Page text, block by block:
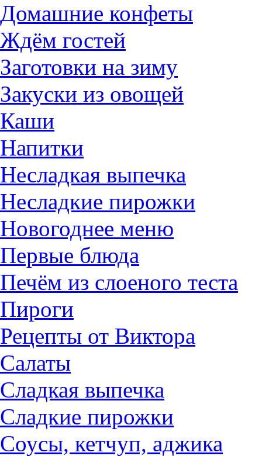
Домашние конфеты
Ждём гостей
Заготовки на зиму
Закуски из овощей
Каши
Напитки
Несладкая выпечка
Несладкие пирожки
Новогоднее меню
Первые блюда
Печём из слоеного теста
Пироги
Рецепты от Виктора
Салаты
Сладкая выпечка
Сладкие пирожки
Соусы, кетчуп, аджика